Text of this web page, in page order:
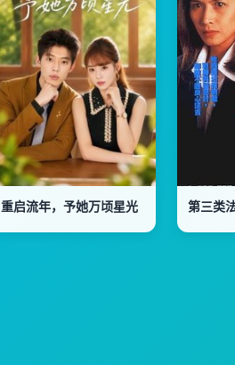
重启流年，予她万顷星光 第三类